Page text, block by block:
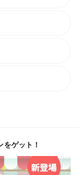
をゲット！